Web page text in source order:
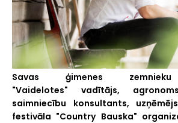
Savas ģimenes zemnieku
"Vaidelotes" vadītājs,
saimniecību konsultants,
festivāla "Country Bauska"